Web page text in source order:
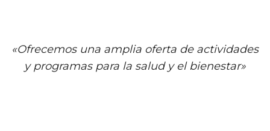
«Ofrecemos una amplia oferta de actividades
y programas para la salud y el bienestar»